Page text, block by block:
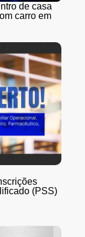
de casa
carro em
(PSS)